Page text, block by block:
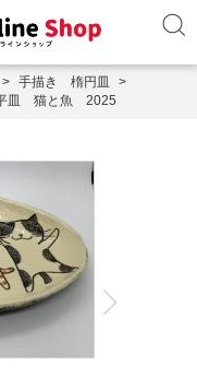
手描き 楕円皿
皿 猫と魚 2025